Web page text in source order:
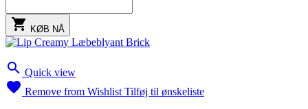
 KØB NÅ
 Quick view
 Remove from Wishlist Tilføj til ønskeliste